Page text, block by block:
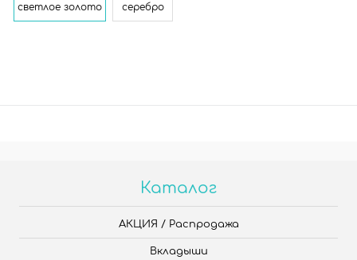
светлое золото серебро
Каталог
АКЦИЯ / Распродажа
Вкладыши